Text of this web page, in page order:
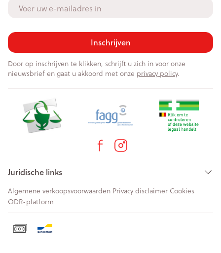
Inschrijven
Door op inschrijven te klikken, schrijft u zich in voor onze
nieuwsbrief en gaat u akkoord met onze privacy policy.
Juridische links
Algemene verkoopsvoorwaarden Privacy disclaimer Cookies
ODR-platform